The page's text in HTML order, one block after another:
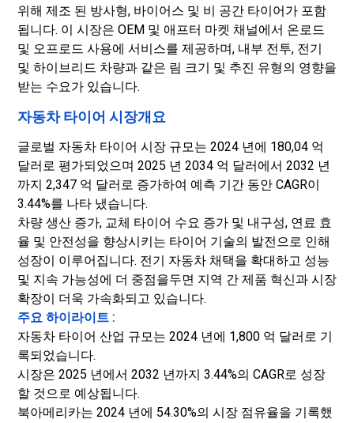
위해 제조 된 방사형, 바이어스 및 비 공간 타이어가 포함
됩니다. 이 시장은 OEM 및 애프터 마켓 채널에서 온로드
및 오프로드 사용에 서비스를 제공하며, 내부 전투, 전기
및 하이브리드 차량과 같은 림 크기 및 추진 유형의 영향을
받는 수요가 있습니다.
자동차 타이어 시장개요
글로벌 자동차 타이어 시장 규모는 2024 년에 180,04 억
달러로 평가되었으며 2025 년 2034 억 달러에서 2032 년
까지 2,347 억 달러로 증가하여 예측 기간 동안 CAGR이
3.44%를 나타 냈습니다.
차량 생산 증가, 교체 타이어 수요 증가 및 내구성, 연료 효
율 및 안전성을 향상시키는 타이어 기술의 발전으로 인해
성장이 이루어집니다. 전기 자동차 채택을 확대하고 성능
및 지속 가능성에 더 중점을두면 지역 간 제품 혁신과 시장
확장이 더욱 가속화되고 있습니다.
주요 하이라이트 :
자동차 타이어 산업 규모는 2024 년에 1,800 억 달러로 기
록되었습니다.
시장은 2025 년에서 2032 년까지 3.44%의 CAGR로 성장
할 것으로 예상됩니다.
북아메리카는 2024 년에 54.30%의 시장 점유율을 기록했